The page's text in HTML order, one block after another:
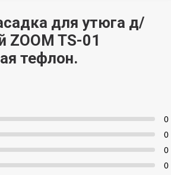
для утюга д/
ZOOM TS-01
тефлон.
0
0
0
0